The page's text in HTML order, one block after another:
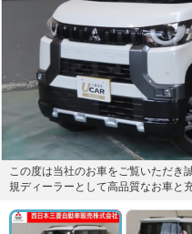
この度は当社のお車をご覧いただき
規ディーラーとして高品質なお車と